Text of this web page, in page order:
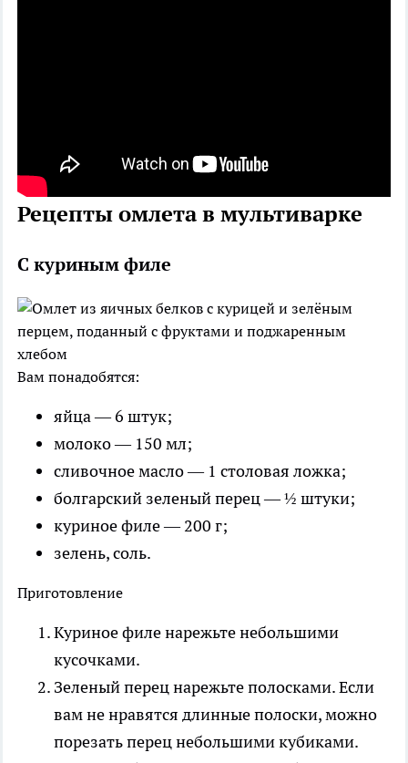
Рецепты омлета в мультиварке
С куриным филе
Вам понадобятся:
яйца — 6 штук;
молоко — 150 мл;
сливочное масло — 1 столовая ложка;
болгарский зеленый перец — ½ штуки;
куриное филе — 200 г;
зелень, соль.
Приготовление
Куриное филе нарежьте небольшими
кусочками.
Зеленый перец нарежьте полосками. Если
вам не нравятся длинные полоски, можно
порезать перец небольшими кубиками.